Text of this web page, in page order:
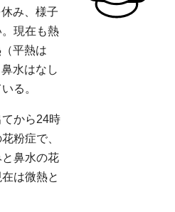
み、様子
現在も熱
平熱は
水はなし
る。
から24時
粉症で、
鼻水の花
は微熱と